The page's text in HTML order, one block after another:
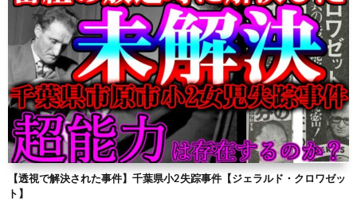
【透視で解決された事件】千葉県小2失踪事件【ジェラルド・クロワゼッ
ト】